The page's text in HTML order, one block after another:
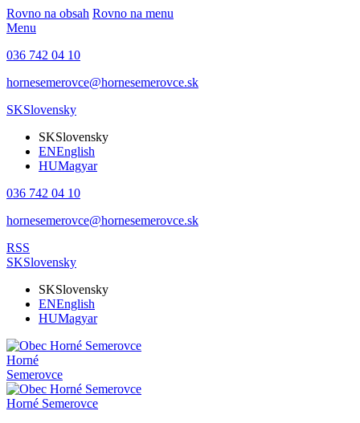
Rovno na obsah Rovno na menu
Menu
036 742 04 10
hornesemerovce@hornesemerovce.sk
SKSlovensky
SKSlovensky
ENEnglish
HUMagyar
036 742 04 10
hornesemerovce@hornesemerovce.sk
RSS
SKSlovensky
SKSlovensky
ENEnglish
HUMagyar
Horné
Semerovce
Horné Semerovce